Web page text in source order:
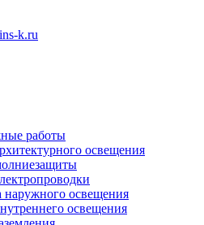
k.ru
работы
освещения
наружного освещения
освещения